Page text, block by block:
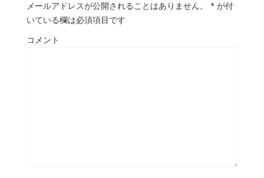
メールアドレスが公開されることはありません。 * が付
いている欄は必須項目です
コメント